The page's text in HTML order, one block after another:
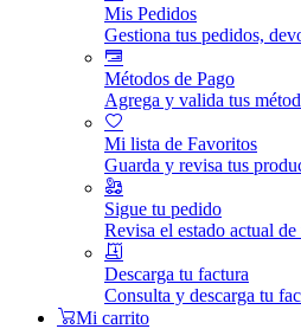
Mis Pedidos
Gestiona tus pedidos,
Métodos de Pago
Agrega y valida tus
Mi lista de Favoritos
Guarda y revisa tus
Sigue tu pedido
Revisa el estado actual
Descarga tu factura
Consulta y descarga tu
Mi carrito